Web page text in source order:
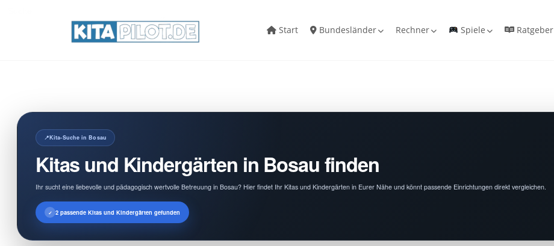
Start Bundesländer Rechner Spiele Ratgeber
Kita-Suche in Bosau
Kitas und Kindergärten in Bosau finden
Ihr sucht eine liebevolle und pädagogisch wertvolle Betreuung in Bosau? Hier findet Ihr Kitas und Kindergärten in Eurer Nähe und könnt passende Einrichtungen direkt vergleichen.
2 passende Kitas und Kindergärten gefunden